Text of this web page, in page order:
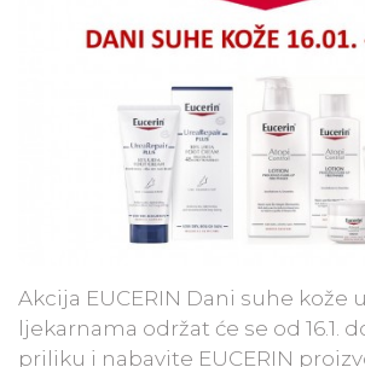
Akcija EUCERIN Dani suhe kože
ljekarnama održat će se od 16.1.
priliku i nabavite EUCERIN